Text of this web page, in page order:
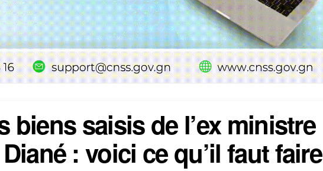
biens saisis de l’ex ministre
: voici ce qu’il faut faire